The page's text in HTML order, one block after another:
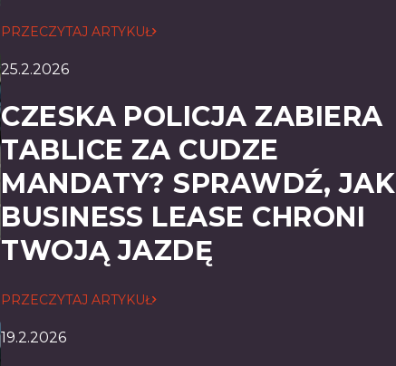
PRZECZYTAJ ARTYKUŁ
25.2.2026
CZESKA POLICJA ZABIERA
TABLICE ZA CUDZE
MANDATY? SPRAWDŹ, JAK
BUSINESS LEASE CHRONI
TWOJĄ JAZDĘ
PRZECZYTAJ ARTYKUŁ
19.2.2026